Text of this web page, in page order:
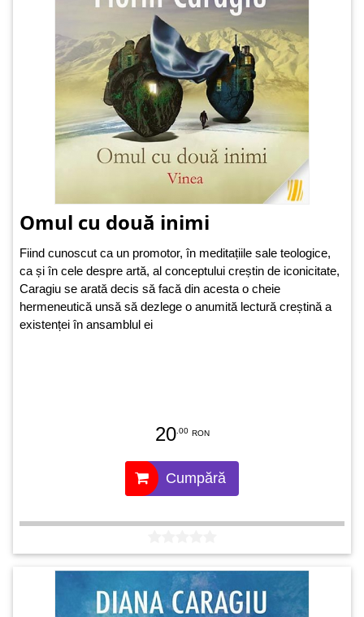
Omul cu două inimi
Fiind cunoscut ca un promotor, în meditațiile sale teologice,
ca și în cele despre artă, al conceptului creștin de iconicitate,
Caragiu se arată decis să facă din acesta o cheie
hermeneutică unsă să dezlege o anumită lectură creștină a
existenței în ansamblul ei
20.00 RON
Cumpără